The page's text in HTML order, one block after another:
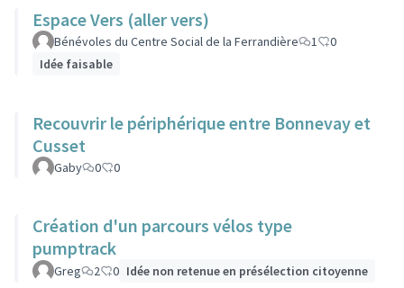
Espace Vers (aller vers)
Bénévoles du Centre Social de la Ferrandière 1
0
Idée faisable
Recouvrir le périphérique entre Bonnevay et
Cusset
Gaby 0 0
Création d'un parcours vélos type
pumptrack
Greg 2 0 Idée non retenue en présélection citoyenne